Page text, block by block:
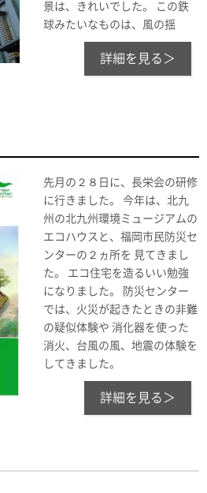
景は、きれいでした。 この鉄
球みたいなものは、風の揺
詳細を見る＞
先月の２８日に、長栄会の研修
に行きました。 今年は、北九
州の北九州環境ミュージアムの
エコハウスと、福岡市民防災セ
ンターの２ヵ所を 見てきまし
た。 エコ住宅を造るいい勉強
になりました。 防災センター
では、火災が起きたときの非難
の疑似体験や 消化器を使った
消火、台風の風、地震の体験を
してきました。
詳細を見る＞